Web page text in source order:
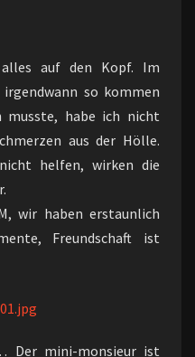
auf den Kopf. Im
so kommen
musste, habe ich nicht
aus der Hölle.
helfen, wirken die
wir haben erstaunlich
Freundschaft ist
Der mini-monsieur ist